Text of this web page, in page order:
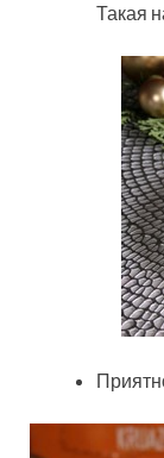
Такая